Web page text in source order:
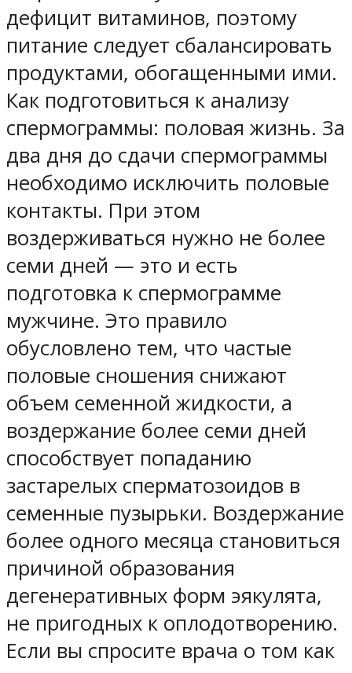
дефицит витаминов, поэтому
питание следует сбалансировать
продуктами, обогащенными ими.
Как подготовиться к анализу
спермограммы: половая жизнь. За
два дня до сдачи спермограммы
необходимо исключить половые
контакты. При этом
воздерживаться нужно не более
семи дней — это и есть
подготовка к спермограмме
мужчине. Это правило
обусловлено тем, что частые
половые сношения снижают
объем семенной жидкости, а
воздержание более семи дней
способствует попаданию
застарелых сперматозоидов в
семенные пузырьки. Воздержание
более одного месяца становиться
причиной образования
дегенеративных форм эякулята,
не пригодных к оплодотворению.
Если вы спросите врача о том как